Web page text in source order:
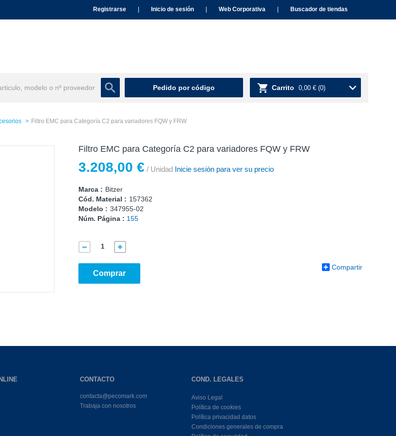
Registrarse Inicio de sesión Web Corporativa Buscador de tiendas
Pedido por código Carrito 0,00 € (0)
Filtro EMC para Categoría C2 para variadores FQW y FRW
Filtro EMC para Categoría C2 para variadores FQW y FRW
3.208,00 € / Unidad Inicie sesión para ver su precio
Marca : Bitzer
Cód. Material : 157362
Modelo : 347955-02
Núm. Página : 155
Comprar
Compartir
CONTACTO
contacta@pecomark.com
Trabaja con nosotros
COND. LEGALES
Aviso Legal
Política de cookies
Política privacidad datos
Condiciones generales de compra